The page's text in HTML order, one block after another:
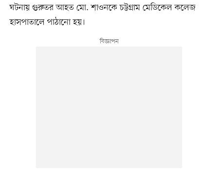
ঘটনায় গুরুতর আহত মো. শাওনকে চট্টগ্রাম মেডিকেল কলেজ
হাসপাতালে পাঠানো হয়।